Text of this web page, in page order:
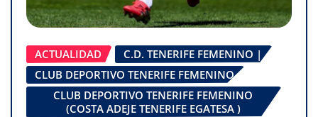
ACTUALIDAD
C.D. TENERIFE FEMENINO |
CLUB DEPORTIVO TENERIFE FEMENINO
CLUB DEPORTIVO TENERIFE FEMENINO
(COSTA ADEJE TENERIFE EGATESA )